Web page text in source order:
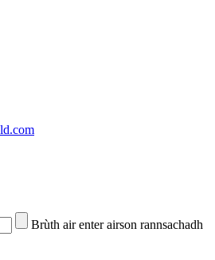
Brùth air enter airson rannsachadh